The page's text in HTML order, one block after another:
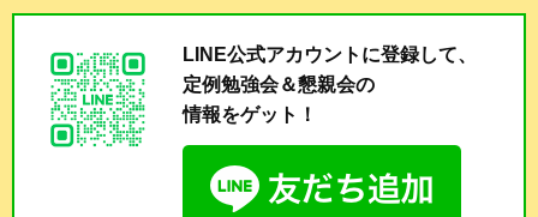
LINE公式アカウントに登録して、
定例勉強会＆懇親会の
情報をゲット！